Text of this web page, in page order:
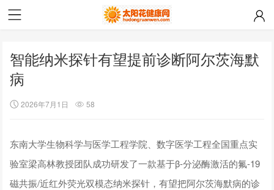
智能纳米探针有望提前诊断阿尔茨海默
病
2026年7月1日 58
东南大学生物科学与医学工程学院、数字医学工程全国重点实
验室梁高林教授团队成功研发了一款基于β-分泌酶激活的氟-19
磁共振/近红外荧光双模态纳米探针，有望把阿尔茨海默病的诊